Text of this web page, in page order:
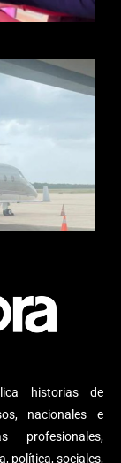
historias de
nacionales e
profesionales,
política, sociales,